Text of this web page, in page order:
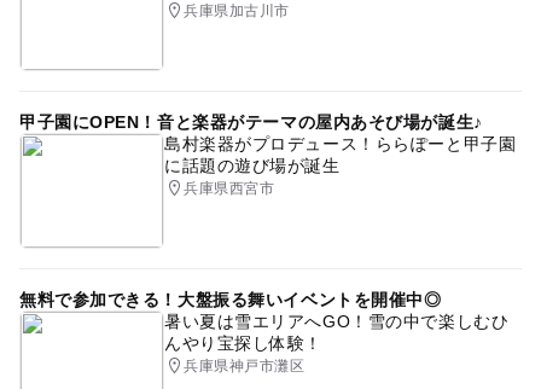
兵庫県加古川市
甲子園にOPEN！音と楽器がテーマの屋内あそび場が誕生♪
島村楽器がプロデュース！ららぽーと甲子園
に話題の遊び場が誕生
兵庫県西宮市
無料で参加できる！大盤振る舞いイベントを開催中◎
暑い夏は雪エリアへGO！雪の中で楽しむひ
んやり宝探し体験！
兵庫県神戸市灘区